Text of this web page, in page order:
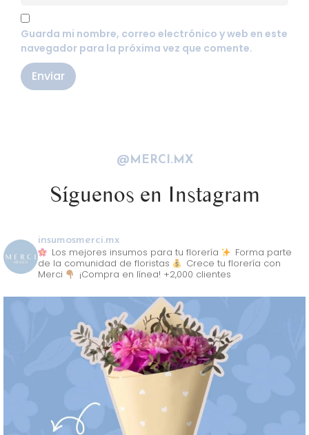
Guarda mi nombre, correo electrónico y web en este
navegador para la próxima vez que comente.
@MERCI.MX
Síguenos en Instagram
insumosmerci.mx
Los mejores insumos para tu florería
Forma parte
de la comunidad de floristas
Crece tu florería con
Merci
¡Compra en línea! +2,000 clientes